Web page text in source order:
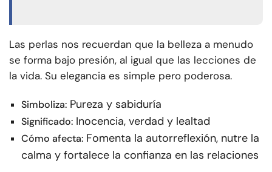
Las perlas nos recuerdan que la belleza a menudo
se forma bajo presión, al igual que las lecciones de
la vida. Su elegancia es simple pero poderosa.
Simboliza: Pureza y sabiduría
Significado: Inocencia, verdad y lealtad
Cómo afecta: Fomenta la autorreflexión, nutre la
calma y fortalece la confianza en las relaciones